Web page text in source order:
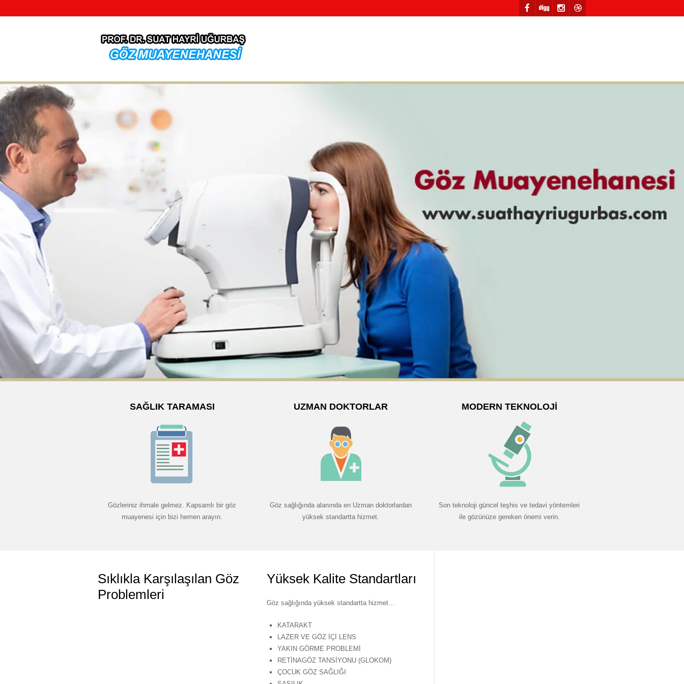
SAĞLIK TARAMASI
Gözleriniz ihmale gelmez. Kapsamlı bir göz
muayenesi için bizi hemen arayın.
UZMAN DOKTORLAR
Göz sağlığında alanında en Uzman doktorlardan
yüksek standartta hizmet.
MODERN TEKNOLOJI
Son teknoloji güncel teşhis ve tedavi yöntemleri
ile gözünüze gereken önemi verin.
Sıklıkla Karşılaşılan Göz
Problemleri
Yüksek Kalite Standartları
Göz sağlığında yüksek standartta hizmet…
KATARAKT
LAZER VE GÖZ İÇİ LENS
YAKIN GÖRME PROBLEMİ
RETİNAGÖZ TANSİYONU (GLOKOM)
ÇOCUK GÖZ SAĞLIĞI